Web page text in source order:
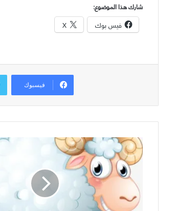
شارك هذا الموضوع:
فيس بوك X
فيسبوك